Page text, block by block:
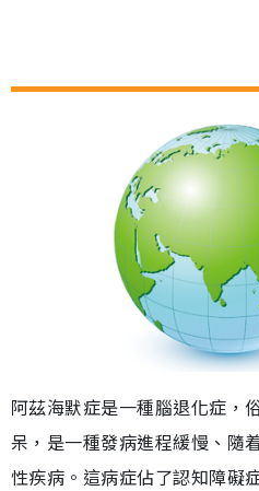
阿茲海默症是一種腦退化症，
呆，是一種發病進程緩慢、隨
性疾病。這病症佔了認知障礙